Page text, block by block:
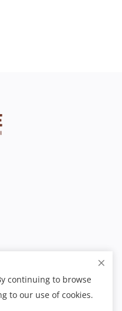
continuing to browse
to our use of cookies.